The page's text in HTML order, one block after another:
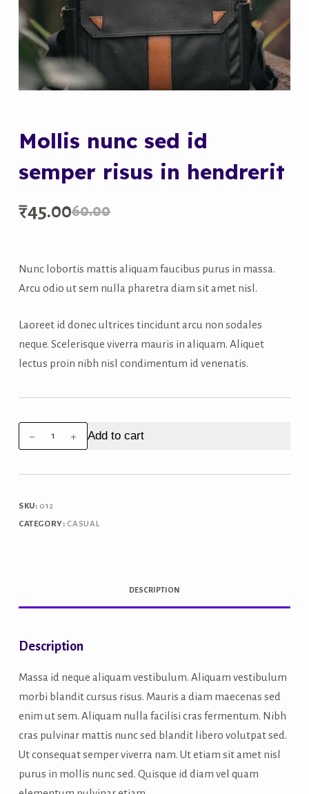
Mollis nunc sed id
semper risus in hendrerit
60.00
price
was:
₹60.00.
₹45.00
price
is:
₹45.00.
Nunc lobortis mattis aliquam faucibus purus in massa.
Arcu odio ut sem nulla pharetra diam sit amet nisl.
Laoreet id donec ultrices tincidunt arcu non sodales
neque. Scelerisque viverra mauris in aliquam. Aliquet
lectus proin nibh nisl condimentum id venenatis.
nunc
in
Add to cart
SKU: 012
CATEGORY: CASUAL
DESCRIPTION
Description
Massa id neque aliquam vestibulum. Aliquam vestibulum
morbi blandit cursus risus. Mauris a diam maecenas sed
enim ut sem. Aliquam nulla facilisi cras fermentum. Nibh
cras pulvinar mattis nunc sed blandit libero volutpat sed.
Ut consequat semper viverra nam. Ut etiam sit amet nisl
purus in mollis nunc sed. Quisque id diam vel quam